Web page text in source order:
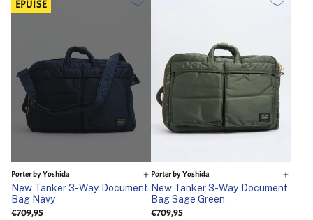
ÉPUISÉ
Porter by Yoshida
New Tanker 3-Way Document
Bag Navy
€709,95
Porter by Yoshida
New Tanker 3-Way Document
Bag Sage Green
€709,95